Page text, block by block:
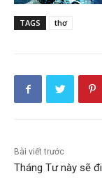
TAGS thơ
Bài viết trước
Tháng Tư này sẽ